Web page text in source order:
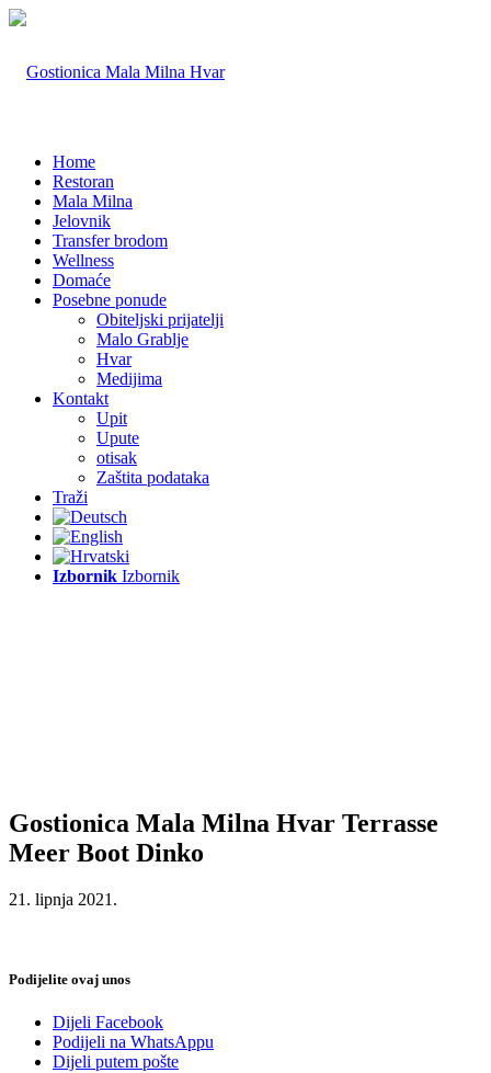
Home
Restoran
Mala Milna
Jelovnik
Transfer brodom
Wellness
Domaće
Posebne ponude
Obiteljski prijatelji
Malo Grablje
Hvar
Medijima
Kontakt
Upit
Upute
otisak
Zaštita podataka
Traži
Izbornik Izbornik
Gostionica Mala Milna Hvar Terrasse
Meer Boot Dinko
21. lipnja 2021.
Podijelite ovaj unos
Dijeli Facebook
Podijeli na WhatsAppu
Dijeli putem pošte